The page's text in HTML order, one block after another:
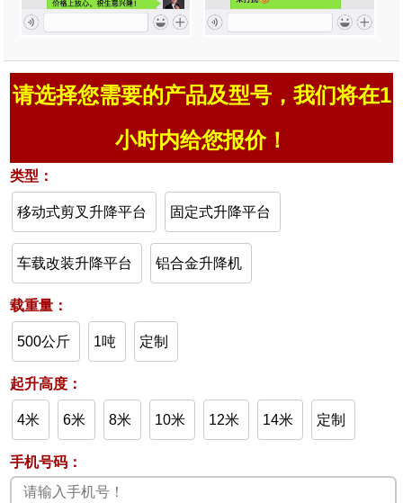
请选择您需要的产品及型号，我们将在1
小时内给您报价！
类型：
移动式剪叉升降平台 固定式升降平台
车载改装升降平台 铝合金升降机
载重量：
500公斤 1吨 定制
起升高度：
4米 6米 8米 10米 12米 14米 定制
手机号码：